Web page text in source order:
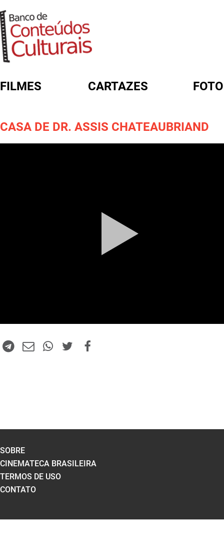
FILMES CARTAZES
CASA DE DR. ASSIS CHATEAUBRIAND
SOBRE
CINEMATECA BRASILEIRA
TERMOS DE USO
CONTATO